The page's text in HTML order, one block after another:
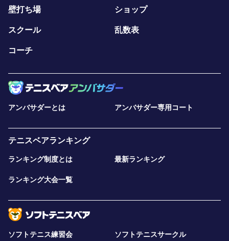
壁打ち場 ショップ
スクール 乱数表
コーチ
アンバサダーとは アンバサダー専用コート
テニスベアランキング
ランキング制度とは 最新ランキング
ランキング大会一覧
ソフトテニス練習会 ソフトテニスサークル